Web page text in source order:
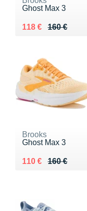
Ghost Max 3
160 €
Au lieu de 160 €
118 €
Vendu 118 €
Brooks
Ghost Max 3
160 €
Au lieu de 160 €
110 €
Vendu 110 €